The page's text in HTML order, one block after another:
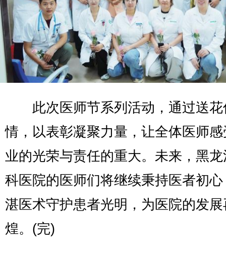
此次医师节系列活动，通过送花
情，以表彰凝聚力量，让全体医师
业的光荣与责任的重大。未来，黑
科医院的医师们将继续秉持医者初
湛医术守护患者光明，为医院的发
煌。(完)